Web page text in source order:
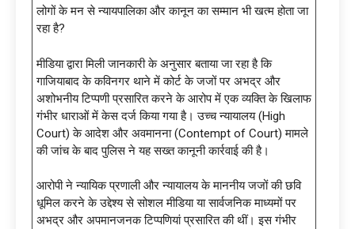
लोगों के मन से न्यायपालिका और कानून का सम्मान भी खत्म होता जा
रहा है?
मीडिया द्वारा मिली जानकारी के अनुसार बताया जा रहा है कि
गाजियाबाद के कविनगर थाने में कोर्ट के जजों पर अभद्र और
अशोभनीय टिप्पणी प्रसारित करने के आरोप में एक व्यक्ति के खिलाफ
गंभीर धाराओं में केस दर्ज किया गया है। उच्च न्यायालय (High
Court) के आदेश और अवमानना (Contempt of Court) मामले
की जांच के बाद पुलिस ने यह सख्त कानूनी कार्रवाई की है।
आरोपी ने न्यायिक प्रणाली और न्यायालय के माननीय जजों की छवि
धूमिल करने के उद्देश्य से सोशल मीडिया या सार्वजनिक माध्यमों पर
अभद्र और अपमानजनक टिप्पणियां प्रसारित की थीं। इस गंभीर